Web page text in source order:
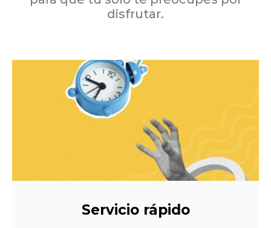
disfrutar.
Servicio rápido